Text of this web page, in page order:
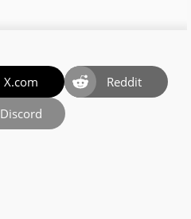
X.com
Reddit
Discord